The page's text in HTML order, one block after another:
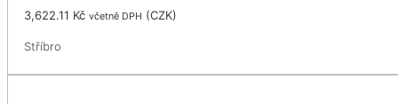
3,622.11 Kč včetně DPH (CZK)
Stříbro